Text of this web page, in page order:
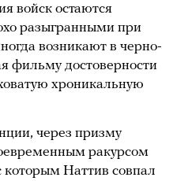
войск остаются
разыгранными при
возникают в черно-
фильму достоверности
хроникальную
через призму
ракурсом
которым Наттив совпал